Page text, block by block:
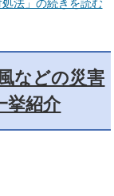
処法」の続きを読む
などの災害
挙紹介